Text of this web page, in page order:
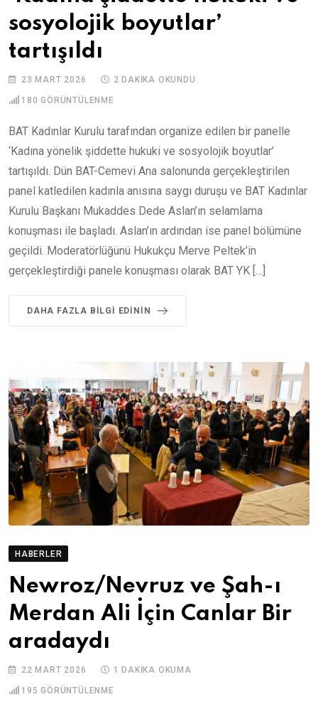
sosyolojik boyutlar’
tartışıldı
23 MART 2026 2 DAKIKA OKUNDU
180 GÖRÜNTÜLENME
BAT Kadınlar Kurulu tarafından organize edilen bir panelle
‘Kadına yönelik şiddette hukuki ve sosyolojik boyutlar’
tartışıldı. Dün BAT-Cemevi Ana salonunda gerçekleştirilen
panel katledilen kadınla anısına saygı duruşu ve BAT Kadınlar
Kurulu Başkanı Mukaddes Dede Aslan’ın selamlama
konuşması ile başladı. Aslan’ın ardından ise panel bölümüne
geçildi. Moderatörlüğünü Hukukçu Merve Peltek’in
gerçekleştirdiği panele konuşması olarak BAT YK […]
DAHA FAZLA BILGI EDININ
HABERLER
Newroz/Nevruz ve Şah-ı
Merdan Ali İçin Canlar Bir
aradaydı
22 MART 2026 1 DAKIKA OKUMA
195 GÖRÜNTÜLENME